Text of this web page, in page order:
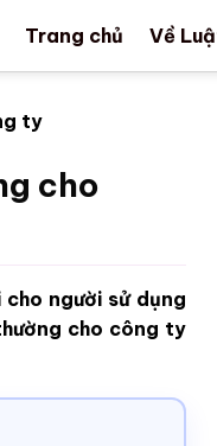
Trang chủ Về
ty
cho
người sử dụng
cho công ty